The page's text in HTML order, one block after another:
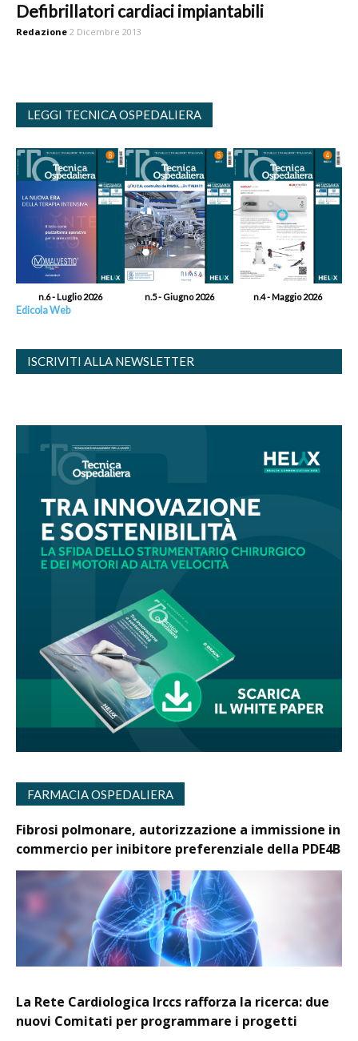
Defibrillatori cardiaci impiantabili
Redazione 2 Dicembre 2013
LEGGI TECNICA OSPEDALIERA
n.6 - Luglio 2026 n.5 - Giugno 2026 n.4 - Maggio 2026
Edicola Web
ISCRIVITI ALLA NEWSLETTER
FARMACIA OSPEDALIERA
Fibrosi polmonare, autorizzazione a immissione in
commercio per inibitore preferenziale della PDE4B
La Rete Cardiologica Irccs rafforza la ricerca: due
nuovi Comitati per programmare i progetti